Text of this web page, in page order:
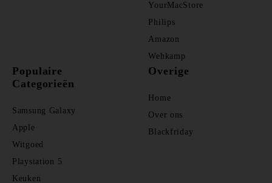
YourMacStore
Philips
Amazon
Wehkamp
Populaire
Categorieën
Samsung Galaxy
Apple
Witgoed
Playstation 5
Keuken
Overige
Home
Over ons
Blackfriday